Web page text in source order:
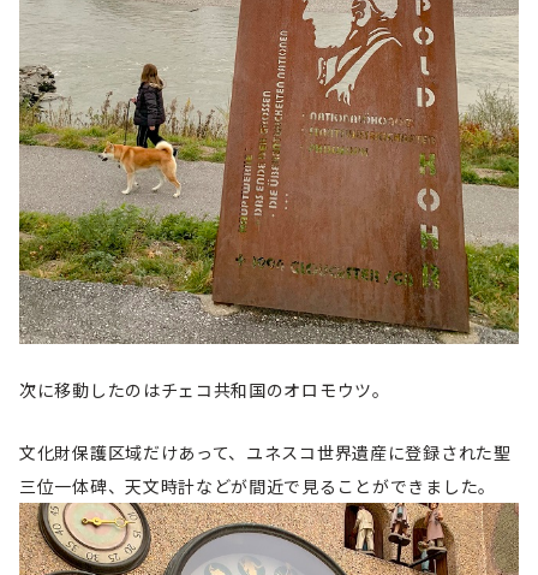
次に移動したのはチェコ共和国のオロモウツ。
文化財保護区域だけあって、ユネスコ世界遺産に登録された聖
三位一体碑、天文時計などが間近で見ることができました。